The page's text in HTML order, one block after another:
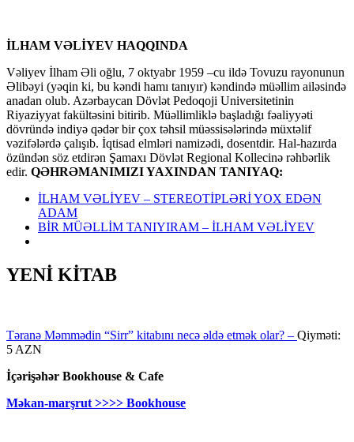
İLHAM VƏLİYEV HAQQINDA
Vəliyev İlham Əli oğlu, 7 oktyabr 1959 –cu ildə Tovuzu rayonunun
Əlibəyi (yəqin ki, bu kəndi hamı tanıyır) kəndində müəllim ailəsində
anadan olub. Azərbaycan Dövlət Pedoqoji Universitetinin
Riyaziyyat fakültəsini bitirib. Müəllimliklə başladığı fəaliyyəti
dövründə indiyə qədər bir çox təhsil müəssisələrində müxtəlif
vəzifələrdə çalışıb. İqtisad elmləri namizədi, dosentdir. Hal-hazırda
özündən söz etdirən Şamaxı Dövlət Regional Kollecinə rəhbərlik
edir. QƏHRƏMANIMIZI YAXINDAN TANIYAQ:
İLHAM VƏLİYEV – STEREOTİPLƏRİ YOX EDƏN
ADAM
BİR MÜƏLLİM TANIYIRAM – İLHAM VƏLİYEV
YENİ KİTAB
Təranə Məmmədin “Sirr” kitabını necə əldə etmək olar? – Qiyməti:
5 AZN
İçərişəhər Bookhouse & Cafe
Məkan-marşrut >>>> Bookhouse